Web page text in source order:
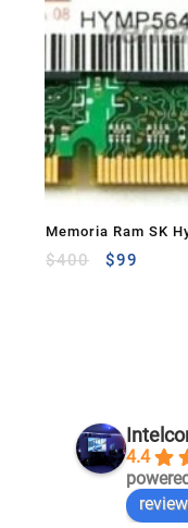
Memoria Ram SK
$400 $99
4.4